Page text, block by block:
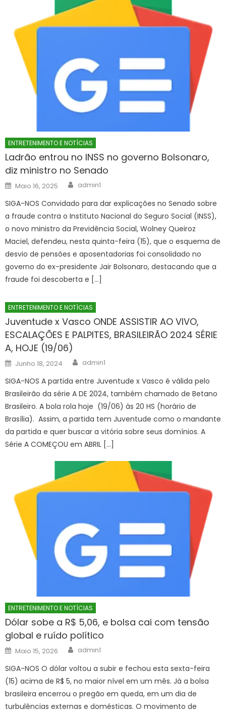
ENTRETENIMENTO E NOTÍCIAS
Ladrão entrou no INSS no governo Bolsonaro,
diz ministro no Senado
Posted
on
Maio 16, 2025 Author
admin1
SIGA-NOS Convidado para dar explicações no Senado sobre
a fraude contra o Instituto Nacional do Seguro Social (INSS),
o novo ministro da Previdência Social, Wolney Queiroz
Maciel, defendeu, nesta quinta-feira (15), que o esquema de
desvio de pensões e aposentadorias foi consolidado no
governo do ex-presidente Jair Bolsonaro, destacando que a
fraude foi descoberta e […]
ENTRETENIMENTO E NOTÍCIAS
Juventude x Vasco ONDE ASSISTIR AO VIVO,
ESCALAÇÕES E PALPITES, BRASILEIRÃO 2024 SÉRIE
A, HOJE (19/06)
Posted
on
Junho 18, 2024 Author
admin1
SIGA-NOS A partida entre Juventude x Vasco é válida pelo
Brasileirão da série A DE 2024, também chamado de Betano
Brasileiro. A bola rola hoje (19/06) às 20 HS (horário de
Brasília). Assim, a partida tem Juventude como o mandante
da partida e quer buscar a vitória sobre seus domínios. A
Série A COMEÇOU em ABRIL […]
ENTRETENIMENTO E NOTÍCIAS
Dólar sobe a R$ 5,06, e bolsa cai com tensão
global e ruído político
Posted
on
Maio 15, 2026 Author
admin1
SIGA-NOS O dólar voltou a subir e fechou esta sexta-feira
(15) acima de R$ 5, no maior nível em um mês. Já a bolsa
brasileira encerrou o pregão em queda, em um dia de
turbulências externas e domésticas. O movimento de